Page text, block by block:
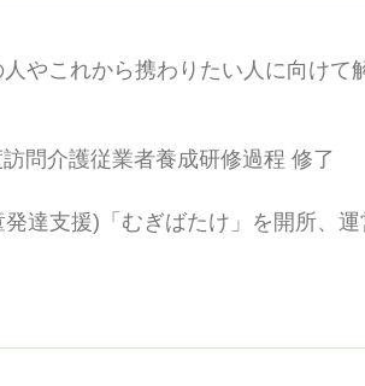
やこれから携わりたい人に向けて
問介護従業者養成研修過程 修了
達支援)「むぎばたけ」を開所、運